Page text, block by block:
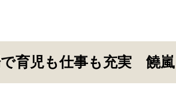
育児も仕事も充実 饒